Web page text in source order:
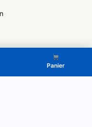
Powered by LeGone.eu
Panier